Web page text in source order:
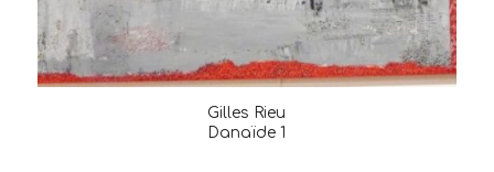
Gilles Rieu
Danaïde 1